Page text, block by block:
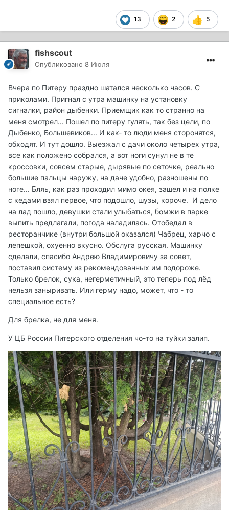
13 2 5
fishscout
Опубликовано 8 Июля
Вчера по Питеру праздно шатался несколько часов. С
приколами. Пригнал с утра машинку на установку
сигналки, район дыбенки. Приемщик как то странно на
меня смотрел... Пошел по питеру гулять, так без цели, по
Дыбенко, Большевиков... И как- то люди меня сторонятся,
обходят. И тут дошло. Выезжал с дачи около четырех утра,
все как положено собрался, а вот ноги сунул не в те
кроссовки, совсем старые, дырявые по сеточке, реально
большие пальцы наружу, на даче удобно, разношены по
ноге... Бляь, как раз проходил мимо окея, зашел и на полке
с кедами взял первое, что подошло, шузы, короче. И дело
на лад пошло, девушки стали улыбаться, бомжи в парке
выпить предлагали, погода наладилась. Отобедал в
ресторанчике (внутри большой оказался) Чабрец, харчо с
лепешкой, охуенно вкусно. Обслуга русская. Машинку
сделали, спасибо Андрею Владимировичу за совет,
поставил систему из рекомендованных им подороже.
Только брелок, сука, негерметичный, это теперь под лёд
нельзя заныривать. Или герму надо, может, что - то
специальное есть?
Для брелка, не для меня.
У ЦБ России Питерского отделения чо-то на туйки залип.